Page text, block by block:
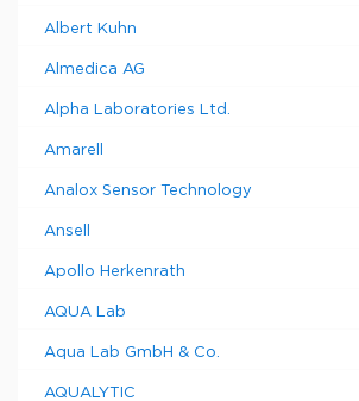
Albert Kuhn
Almedica AG
Alpha Laboratories Ltd.
Amarell
Analox Sensor Technology
Ansell
Apollo Herkenrath
AQUA Lab
Aqua Lab GmbH & Co.
AQUALYTIC